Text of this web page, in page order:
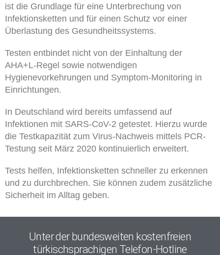
ist die Grundlage für eine Unterbrechung von
Infektionsketten und für einen Schutz vor einer
Überlastung des Gesundheitssystems.
Testen entbindet nicht von der Einhaltung der
AHA+L-Regel sowie notwendigen
Hygienevorkehrungen und Symptom-Monitoring in
Einrichtungen.
In Deutschland wird bereits umfassend auf
Infektionen mit SARS-CoV-2 getestet. Hierzu wurde
die Testkapazität zum Virus-Nachweis mittels PCR-
Testung seit März 2020 kontinuierlich erweitert.
Tests helfen, Infektionsketten schneller zu erkennen
und zu durchbrechen. Sie können zudem zusätzliche
Sicherheit im Alltag geben.
Unter der bundesweiten kostenfreien
türkischsprachigen Telefon-Hotline